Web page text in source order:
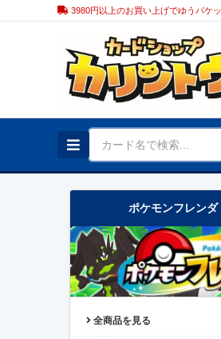
3980円以上のお買い上げでゆうパケ
ポケモンフレンダ
全商品を見る